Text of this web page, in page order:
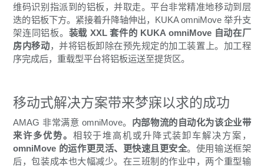
维码识别指派到的铝板，并取走。平台非常精准地移动到层
迭的铝板下方。紧接着升降轴伸出，KUKA omniMove 举升支
架连同铝板。 装载 XXL 套件的 KUKA omniMove 自动在厂
房内移动，并将铝板卸除在预先规定的加工装置上。加工程
序完成后，重载型平台将铝板运送至提货区。
移动式解决方案带来梦寐以求的成功
AMAG 非常满意 omniMove。 内部物流的自动化为该企业带
来许多优势。 相较于堆高机或升降式装卸车解决方案，
omniMove 的运作更灵活、更快速且更安全。使用输送框架
后，包装成本也大幅减少。在三班制的作业中，两个重型输